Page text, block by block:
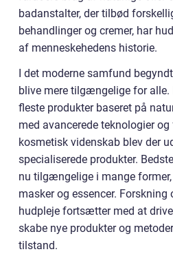
badanstalter, der tilbød
behandlinger og cremer, har
af menneskehedens historie.
I det moderne samfund
blive mere tilgængelige for alle.
fleste produkter baseret på
med avancerede teknologier
kosmetisk videnskab blev der
specialiserede produkter.
nu tilgængelige i mange
masker og essencer.
hudpleje fortsætter med at
skabe nye produkter og
tilstand.